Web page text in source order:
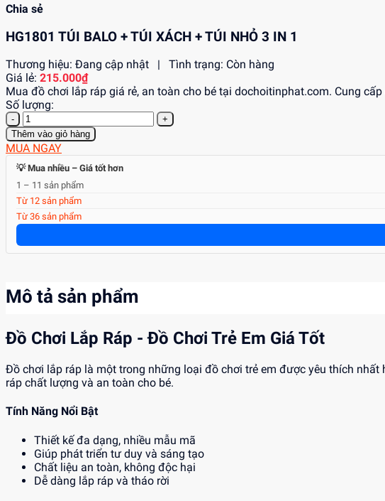
Chia sẻ
HG1801 TÚI BALO + TÚI XÁCH + TÚI NHỎ 3 IN 1
Thương hiệu: Đang cập nhật | Tình trạng: Còn hàng
Giá lẻ: 215.000₫
Mua đồ chơi lắp ráp giá rẻ, an toàn cho bé tại dochoitinphat.com. Cung
Số lượng:
-
+
Thêm vào giỏ hàng
MUA NGAY
💡 Mua nhiều – Giá tốt hơn
1 – 11 sản phẩm
Từ 12 sản phẩm
Từ 36 sản phẩm
Mô tả sản phẩm
Đồ Chơi Lắp Ráp - Đồ Chơi Trẻ Em Giá Tốt
Đồ chơi lắp ráp là một trong những loại đồ chơi trẻ em được yêu thích
ráp chất lượng và an toàn cho bé.
Tính Năng Nổi Bật
Thiết kế đa dạng, nhiều mẫu mã
Giúp phát triển tư duy và sáng tạo
Chất liệu an toàn, không độc hại
Dễ dàng lắp ráp và tháo rời